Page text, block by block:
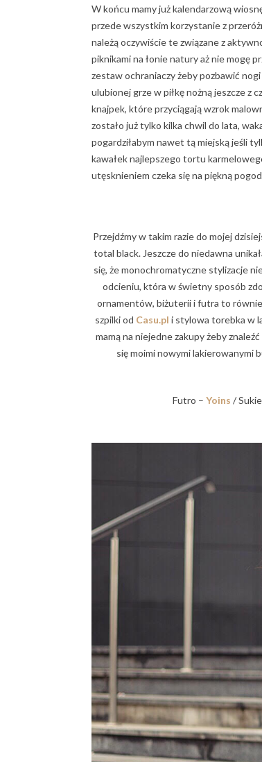
W końcu mamy już kalendarzową
przede wszystkim korzystanie z
należą oczywiście te związane z
piknikami na łonie natury aż nie mogę
zestaw ochraniaczy żeby pozbawić
ulubionej grze w piłkę nożną jeszcze z
knajpek, które przyciągają wzrok
zostało już tylko kilka chwil do lata,
pogardziłabym nawet tą miejską jeśli
kawałek najlepszego tortu
utęsknieniem czeka się na piękną
Przejdźmy w takim razie do mojej
total black. Jeszcze do niedawna
się, że monochromatyczne stylizacje
odcieniu, która w świetny sposób
ornamentów, biżuterii i futra to
szpilki od Casu.pl i stylowa torebka w
mamą na niejedne zakupy żeby
się moimi nowymi lakierowanymi
Futro – Yoins /